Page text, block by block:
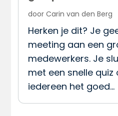
door Carin van den Berg
Herken je dit? Je
meeting aan een
medewerkers. Je
met een snelle
iedereen het goed…